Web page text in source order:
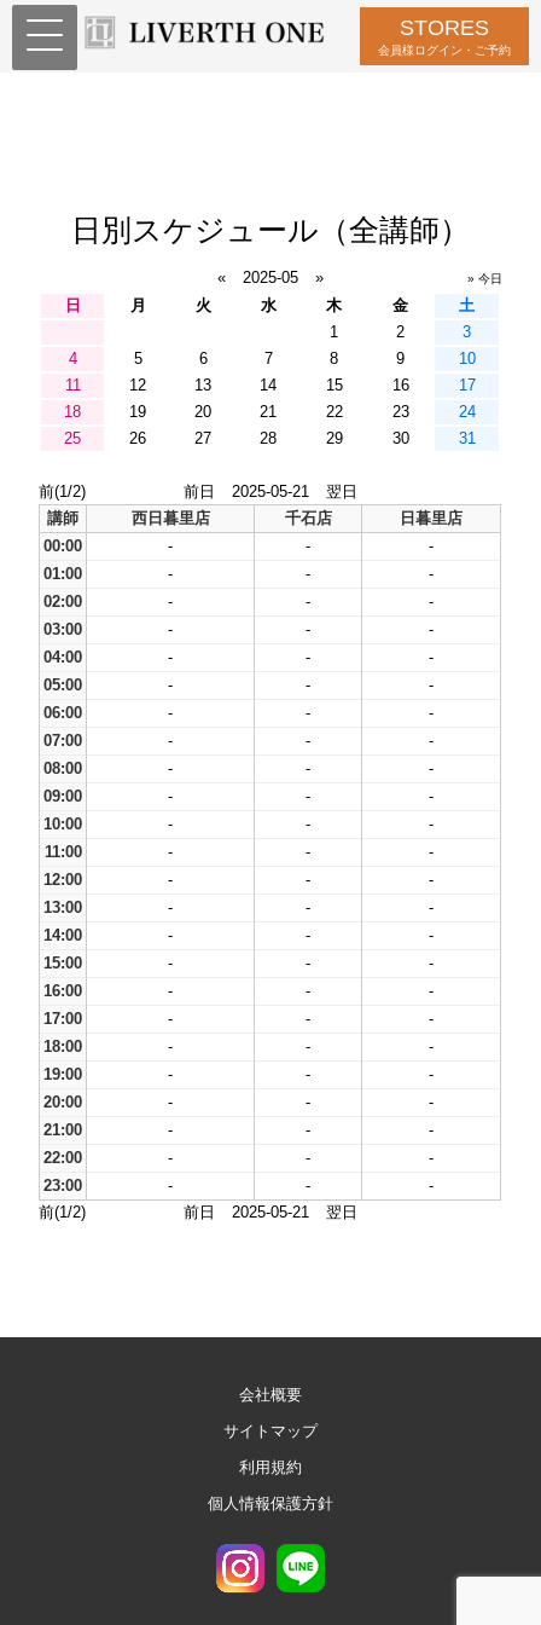
STORES
会員様ログイン・ご予約
日別スケジュール（全講師）
« 2025-05 » » 今日
日 月 火 水 木 金
土
1
2
3
4
5 6 7 8 9
10
11
12 13 14 15 16
17
18
19 20 21 22 23
24
25
26 27 28 29 30 31
前(1/2) 前日 2025-05-21
翌日
講師
西日暮里店 千石店
日暮里店
00:00
- -
-
01:00
- -
-
02:00
- -
-
03:00
- -
-
04:00
- -
-
05:00
- -
-
06:00
- -
-
07:00
- -
-
08:00
- -
-
09:00
- -
-
10:00
- -
-
11:00
- -
-
12:00
- -
-
13:00
- -
-
14:00
- -
-
15:00
- -
-
16:00
- -
-
17:00
- -
-
18:00
- -
-
19:00
- -
-
20:00
- -
-
21:00
- -
-
22:00
- -
-
23:00
- -
-
前(1/2)
前日 2025-05-21 翌日
会社概要
サイトマップ
利用規約
個人情報保護方針